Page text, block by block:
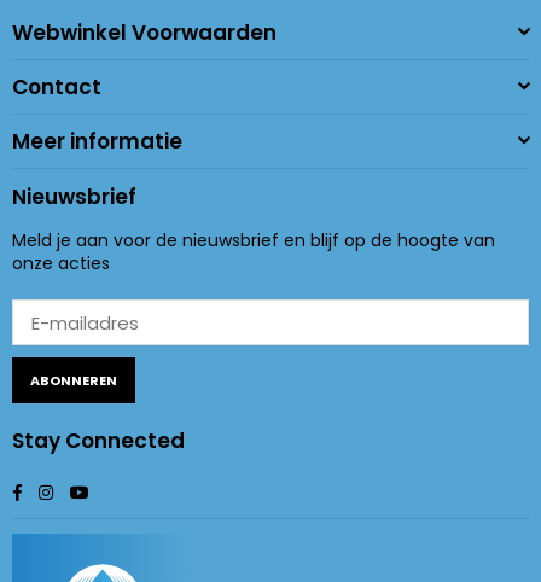
Webwinkel Voorwaarden
Contact
Meer informatie
Nieuwsbrief
Meld je aan voor de nieuwsbrief en blijf op de hoogte van
onze acties
ABONNEREN
Stay Connected
Facebook
Instagram